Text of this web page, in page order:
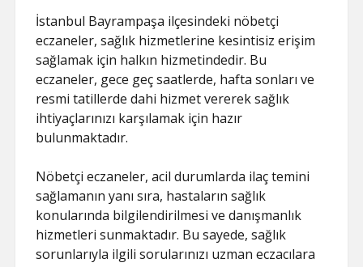
İstanbul Bayrampaşa ilçesindeki nöbetçi
eczaneler, sağlık hizmetlerine kesintisiz erişim
sağlamak için halkın hizmetindedir. Bu
eczaneler, gece geç saatlerde, hafta sonları ve
resmi tatillerde dahi hizmet vererek sağlık
ihtiyaçlarınızı karşılamak için hazır
bulunmaktadır.
Nöbetçi eczaneler, acil durumlarda ilaç temini
sağlamanın yanı sıra, hastaların sağlık
konularında bilgilendirilmesi ve danışmanlık
hizmetleri sunmaktadır. Bu sayede, sağlık
sorunlarıyla ilgili sorularınızı uzman eczacılara